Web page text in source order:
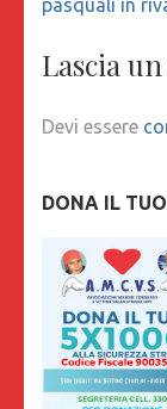
pasquali in
Lascia
Devi essere
DONA IL